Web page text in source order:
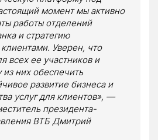
момент мы активно
работы отделений
и стратегию
Уверен, что
всех ее участников и
них обеспечить
развитие бизнеса и
услуг для клиентов», —
президента-
ВТБ Дмитрий